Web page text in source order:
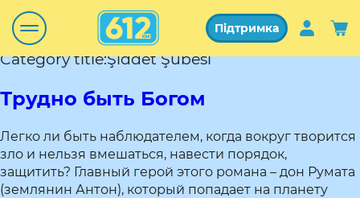
Підтримка
Category title:Şiddet Şubesi
Трудно быть Богом
Легко ли быть наблюдателем, когда вокруг творится
зло и нельзя вмешаться, навести порядок,
защитить? Главный герой этого романа – дон Румата
(землянин Антон), который попадает на планету